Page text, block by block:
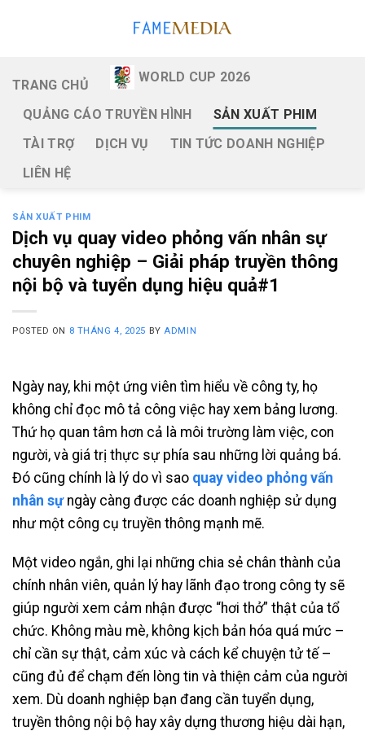
TRANG CHỦ
WORLD CUP 2026
QUẢNG CÁO TRUYỀN HÌNH
SẢN XUẤT PHIM
TÀI TRỢ
DỊCH VỤ
TIN TỨC DOANH NGHIỆP
LIÊN HỆ
SẢN XUẤT PHIM
Dịch vụ quay video phỏng vấn nhân sự
chuyên nghiệp – Giải pháp truyền thông
nội bộ và tuyển dụng hiệu quả#1
POSTED ON 8 THÁNG 4, 2025 BY ADMIN
Ngày nay, khi một ứng viên tìm hiểu về công ty, họ
không chỉ đọc mô tả công việc hay xem bảng lương.
Thứ họ quan tâm hơn cả là môi trường làm việc, con
người, và giá trị thực sự phía sau những lời quảng bá.
Đó cũng chính là lý do vì sao quay video phỏng vấn
nhân sựngày càng được các doanh nghiệp sử dụng
như một công cụ truyền thông mạnh mẽ.
Một video ngắn, ghi lại những chia sẻ chân thành của
chính nhân viên, quản lý hay lãnh đạo trong công ty sẽ
giúp người xem cảm nhận được “hơi thở” thật của tổ
chức. Không màu mè, không kịch bản hóa quá mức –
chỉ cần sự thật, cảm xúc và cách kể chuyện tử tế –
cũng đủ để chạm đến lòng tin và thiện cảm của người
xem. Dù doanh nghiệp bạn đang cần tuyển dụng,
truyền thông nội bộ hay xây dựng thương hiệu dài hạn,